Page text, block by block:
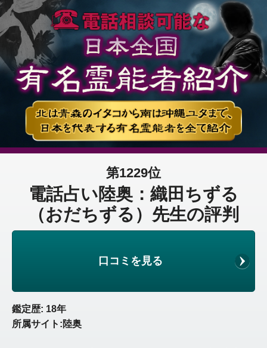
第1229位
電話占い陸奥：織田ちずる
（おだちずる）先生の評判
口コミを見る
鑑定歴: 18年
所属サイト:陸奥